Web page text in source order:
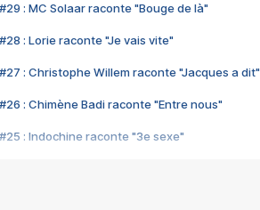
#29 : MC Solaar raconte "Bouge de là"
#28 : Lorie raconte "Je vais vite"
#27 : Christophe Willem raconte "Jacques a dit"
#26 : Chimène Badi raconte "Entre nous"
#25 : Indochine raconte "3e sexe"